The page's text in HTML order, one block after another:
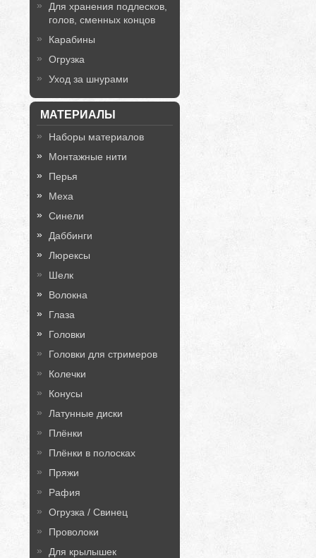
Для хранения подлесков,
голов, сменных концов
Карабины
Огрузка
Уход за шнурами
МАТЕРИАЛЫ
Наборы материалов
Монтажные нити
Перья
Меха
Синели
Даббинги
Люрексы
Шелк
Волокна
Глаза
Головки
Головки для стримеров
Колечки
Конусы
Латунные диски
Плёнки
Плёнки в полосках
Пряжи
Рафия
Огрузка / Свинец
Проволоки
Для крылышек